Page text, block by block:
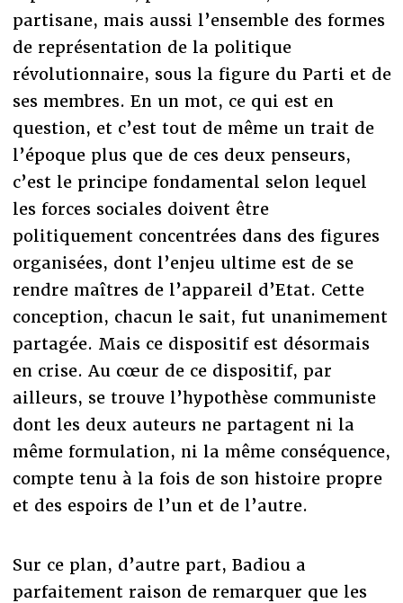
partisane, mais aussi l’ensemble des formes
de représentation de la politique
révolutionnaire, sous la figure du Parti et de
ses membres. En un mot, ce qui est en
question, et c’est tout de même un trait de
l’époque plus que de ces deux penseurs,
c’est le principe fondamental selon lequel
les forces sociales doivent être
politiquement concentrées dans des figures
organisées, dont l’enjeu ultime est de se
rendre maîtres de l’appareil d’Etat. Cette
conception, chacun le sait, fut unanimement
partagée. Mais ce dispositif est désormais
en crise. Au cœur de ce dispositif, par
ailleurs, se trouve l’hypothèse communiste
dont les deux auteurs ne partagent ni la
même formulation, ni la même conséquence,
compte tenu à la fois de son histoire propre
et des espoirs de l’un et de l’autre.
Sur ce plan, d’autre part, Badiou a
parfaitement raison de remarquer que les